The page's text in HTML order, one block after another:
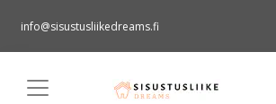
info@sisustusliikedreams.fi